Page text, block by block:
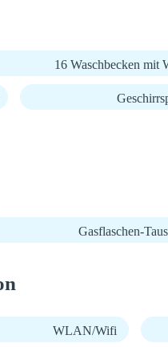
16 Waschbecken mit
Gasflaschen-
WLAN/Wifi